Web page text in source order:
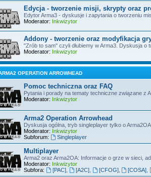
Edycja - tworzenie misji, skrypty oraz
Edytor Arma3 - dyskusje i zapytania o tworzeniu
Moderator: Inkwizytor
Addony - tworzenie oraz modyfikacja
"Zrób to sam" czyli dłubiemy w Arma3. Dyskusja o
Moderator: Inkwizytor
OPERATION ARROWHEAD
Pomoc techniczna oraz FAQ
Pytania i porady na tematy techniczne związane z
Moderator: Inkwizytor
Arma2 Operation Arrowhead
Dyskusja ogólna, tryb singleplayer tylko o Arma2OA
Moderator: Inkwizytor
Subforum:
Singleplayer
Multiplayer
Arma2 oraz Arma2OA: Informacje o grze w sieci,
Moderator: Inkwizytor
Subfora:
[PAC], [A2C], [CFOG], [COSA]